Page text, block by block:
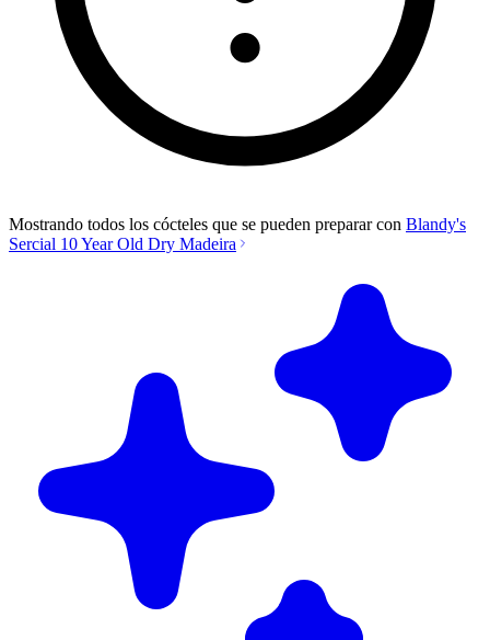
Mostrando todos los cócteles que se pueden preparar con Blandy's
Sercial 10 Year Old Dry Madeira